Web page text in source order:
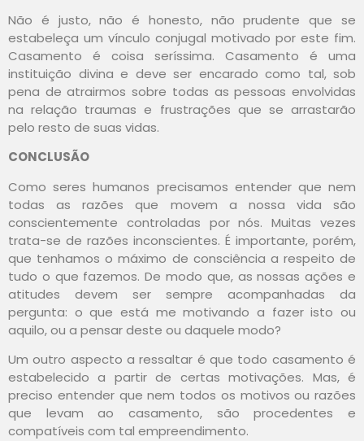
Não é justo, não é honesto, não prudente que se
estabeleça um vínculo conjugal motivado por este fim.
Casamento é coisa seríssima. Casamento é uma
instituição divina e deve ser encarado como tal, sob
pena de atrairmos sobre todas as pessoas envolvidas
na relação traumas e frustrações que se arrastarão
pelo resto de suas vidas.
CONCLUSÃO
Como seres humanos precisamos entender que nem
todas as razões que movem a nossa vida são
conscientemente controladas por nós. Muitas vezes
trata-se de razões inconscientes. É importante, porém,
que tenhamos o máximo de consciência a respeito de
tudo o que fazemos. De modo que, as nossas ações e
atitudes devem ser sempre acompanhadas da
pergunta: o que está me motivando a fazer isto ou
aquilo, ou a pensar deste ou daquele modo?
Um outro aspecto a ressaltar é que todo casamento é
estabelecido a partir de certas motivações. Mas, é
preciso entender que nem todos os motivos ou razões
que levam ao casamento, são procedentes e
compatíveis com tal empreendimento.